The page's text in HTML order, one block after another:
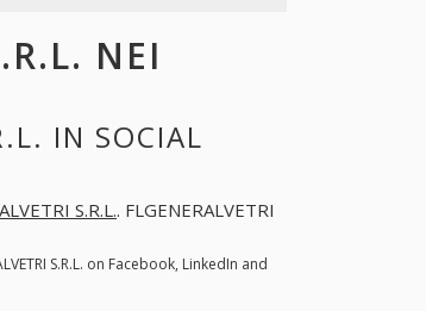
NEI
IN SOCIAL
S.R.L.. FLGENERALVETRI
S.R.L. on Facebook, LinkedIn and